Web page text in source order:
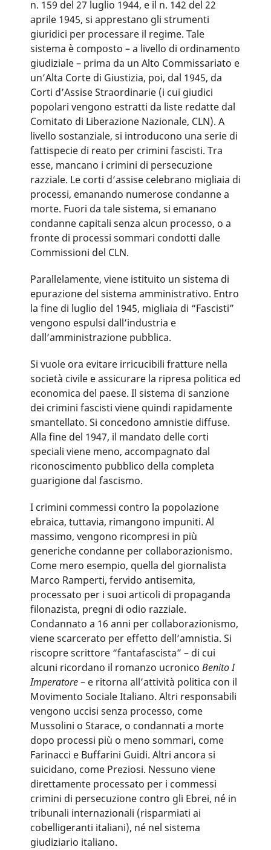
n. 159 del 27 luglio 1944, e il n. 142 del 22
aprile 1945, si apprestano gli strumenti
giuridici per processare il regime. Tale
sistema è composto – a livello di ordinamento
giudiziale – prima da un Alto Commissariato e
un’Alta Corte di Giustizia, poi, dal 1945, da
Corti d’Assise Straordinarie (i cui giudici
popolari vengono estratti da liste redatte dal
Comitato di Liberazione Nazionale, CLN). A
livello sostanziale, si introducono una serie di
fattispecie di reato per crimini fascisti. Tra
esse, mancano i crimini di persecuzione
razziale. Le corti d’assise celebrano migliaia di
processi, emanando numerose condanne a
morte. Fuori da tale sistema, si emanano
condanne capitali senza alcun processo, o a
fronte di processi sommari condotti dalle
Commissioni del CLN.
Parallelamente, viene istituito un sistema di
epurazione del sistema amministrativo. Entro
la fine di luglio del 1945, migliaia di “Fascisti”
vengono espulsi dall’industria e
dall’amministrazione pubblica.
Si vuole ora evitare irricucibili fratture nella
società civile e assicurare la ripresa politica ed
economica del paese. Il sistema di sanzione
dei crimini fascisti viene quindi rapidamente
smantellato. Si concedono amnistie diffuse.
Alla fine del 1947, il mandato delle corti
speciali viene meno, accompagnato dal
riconoscimento pubblico della completa
guarigione dal fascismo.
I crimini commessi contro la popolazione
ebraica, tuttavia, rimangono impuniti. Al
massimo, vengono ricompresi in più
generiche condanne per collaborazionismo.
Come mero esempio, quella del giornalista
Marco Ramperti, fervido antisemita,
processato per i suoi articoli di propaganda
filonazista, pregni di odio razziale.
Condannato a 16 anni per collaborazionismo,
viene scarcerato per effetto dell’amnistia. Si
riscopre scrittore “fantafascista” – di cui
alcuni ricordano il romanzo ucronico Benito I
Imperatore– e ritorna all’attività politica con il
Movimento Sociale Italiano. Altri responsabili
vengono uccisi senza processo, come
Mussolini o Starace, o condannati a morte
dopo processi più o meno sommari, come
Farinacci e Buffarini Guidi. Altri ancora si
suicidano, come Preziosi. Nessuno viene
direttamente processato per i commessi
crimini di persecuzione contro gli Ebrei, né in
tribunali internazionali (risparmiati ai
cobelligeranti italiani), né nel sistema
giudiziario italiano.